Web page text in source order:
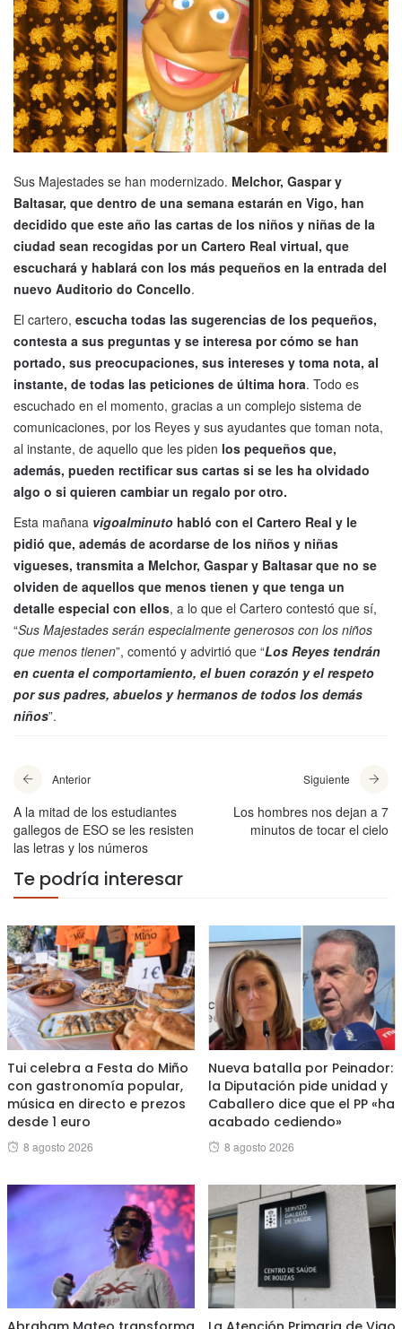
Sus Majestades se han modernizado. Melchor, Gaspar y
Baltasar, que dentro de una semana estarán en Vigo, han
decidido que este año las cartas de los niños y niñas de la
ciudad sean recogidas por un Cartero Real virtual, que
escuchará y hablará con los más pequeños en la entrada del
nuevo Auditorio do Concello.
El cartero, escucha todas las sugerencias de los pequeños,
contesta a sus preguntas y se interesa por cómo se han
portado, sus preocupaciones, sus intereses y toma nota, al
instante, de todas las peticiones de última hora. Todo es
escuchado en el momento, gracias a un complejo sistema de
comunicaciones, por los Reyes y sus ayudantes que toman nota,
al instante, de aquello que les piden los pequeños que,
además, pueden rectificar sus cartas si se les ha olvidado
algo o si quieren cambiar un regalo por otro.
Esta mañana vigoalminuto habló con el Cartero Real y le
pidió que, además de acordarse de los niños y niñas
vigueses, transmita a Melchor, Gaspar y Baltasar que no se
olviden de aquellos que menos tienen y que tenga un
detalle especial con ellos, a lo que el Cartero contestó que sí,
“Sus Majestades serán especialmente generosos con los niños
que menos tienen”, comentó y advirtió que “Los Reyes tendrán
en cuenta el comportamiento, el buen corazón y el respeto
por sus padres, abuelos y hermanos de todos los demás
niños”.
Anterior
A la mitad de los estudiantes
gallegos de ESO se les resisten
las letras y los números
Siguiente
Los hombres nos dejan a 7
minutos de tocar el cielo
Te podría interesar
Tui celebra a Festa do Miño
con gastronomía popular,
música en directo e prezos
desde 1 euro
Posted
8 agosto 2026
Nueva batalla por Peinador:
la Diputación pide unidad y
Caballero dice que el PP «ha
acabado cediendo»
Posted
8 agosto 2026